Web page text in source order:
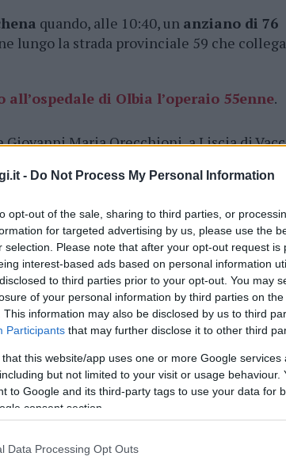
- Do Not Process My Personal Information
opt-out of the sale, sharing to third parties, or
for targeted advertising by us, please use the
selection. Please note that after your opt-out request is
interest-based ads based on personal information
to third parties prior to your opt-out. You may
of your personal information by third parties on the
This information may also be disclosed by us to third
Participants that may further disclose it to other third
that this website/app uses one or more Google
but not limited to your visit or usage behaviour.
to Google and its third-party tags to use your data for
consent section.
Data Processing Opt Outs
quando, alle 10:40, un anziano di 76
lungo la strada provinciale 59 che
di Olbia l’operaio 55enne.
Maria Orecchioni, a Liscia di
impatto con il 76enne che stava
sotto il furgone fino all’arrivo
fuoco di Arzachena. Il luogo
operatori del 118-Areus, che hanno
anche gli agenti della Polizia
del fuoco. Lecircostanze precise
di indagine.
cliccandoqui